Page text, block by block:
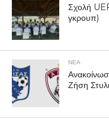
Σχολή
γκρουπ)
ΝΕΑ
Ζήση